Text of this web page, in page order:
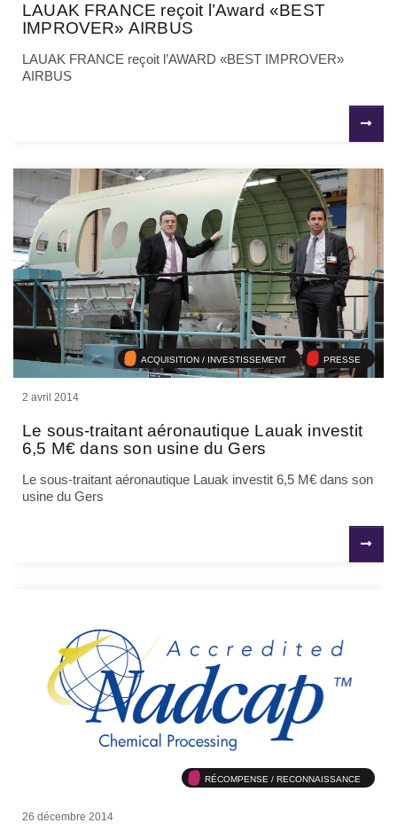
LAUAK FRANCE reçoit l’Award «BEST
IMPROVER» AIRBUS
LAUAK FRANCE reçoit l’AWARD «BEST IMPROVER»
AIRBUS
ACQUISITION / INVESTISSEMENT PRESSE
2 avril 2014
Le sous-traitant aéronautique Lauak investit
6,5 M€ dans son usine du Gers
Le sous-traitant aéronautique Lauak investit 6,5 M€ dans son
usine du Gers
RÉCOMPENSE / RECONNAISSANCE
26 décembre 2014